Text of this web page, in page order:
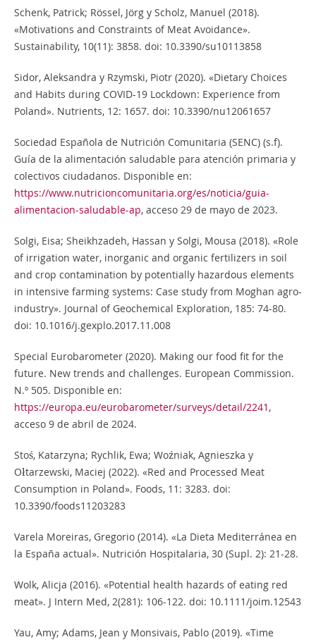
Schenk, Patrick; Rössel, Jörg y Scholz, Manuel (2018).
«Motivations and Constraints of Meat Avoidance».
Sustainability, 10(11): 3858. doi: 10.3390/su10113858
Sidor, Aleksandra y Rzymski, Piotr (2020). «Dietary Choices
and Habits during COVID-19 Lockdown: Experience from
Poland». Nutrients, 12: 1657. doi: 10.3390/nu12061657
Sociedad Española de Nutrición Comunitaria (SENC) (s.f).
Guía de la alimentación saludable para atención primaria y
colectivos ciudadanos. Disponible en:
https://www.nutricioncomunitaria.org/es/noticia/guia-
alimentacion-saludable-ap, acceso 29 de mayo de 2023.
Solgi, Eisa; Sheikhzadeh, Hassan y Solgi, Mousa (2018). «Role
of irrigation water, inorganic and organic fertilizers in soil
and crop contamination by potentially hazardous elements
in intensive farming systems: Case study from Moghan agro-
industry». Journal of Geochemical Exploration, 185: 74-80.
doi: 10.1016/j.gexplo.2017.11.008
Special Eurobarometer (2020). Making our food fit for the
future. New trends and challenges. European Commission.
N.º 505. Disponible en:
https://europa.eu/eurobarometer/surveys/detail/2241 ,
acceso 9 de abril de 2024.
Stoś, Katarzyna; Rychlik, Ewa; Woźniak, Agnieszka y
Ołtarzewski, Maciej (2022). «Red and Processed Meat
Consumption in Poland». Foods, 11: 3283. doi:
10.3390/foods11203283
Varela Moreiras, Gregorio (2014). «La Dieta Mediterránea en
la España actual». Nutrición Hospitalaria, 30 (Supl. 2): 21-28.
Wolk, Alicja (2016). «Potential health hazards of eating red
meat». J Intern Med, 2(281): 106-122. doi: 10.1111/joim.12543
Yau, Amy; Adams, Jean y Monsivais, Pablo (2019). «Time